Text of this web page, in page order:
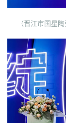
（晋江市国星